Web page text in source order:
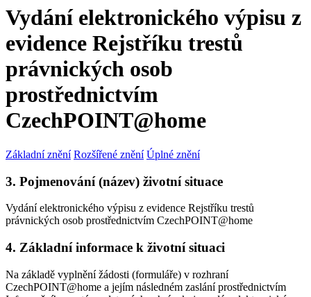
Vydání elektronického výpisu z
evidence Rejstříku trestů
právnických osob
prostřednictvím
CzechPOINT@home
Základní znění Rozšířené znění Úplné znění
3. Pojmenování (název) životní situace
Vydání elektronického výpisu z evidence Rejstříku trestů
právnických osob prostřednictvím CzechPOINT@home
4. Základní informace k životní situaci
Na základě vyplnění žádosti (formuláře) v rozhraní
CzechPOINT@home a jejím následném zaslání prostřednictvím